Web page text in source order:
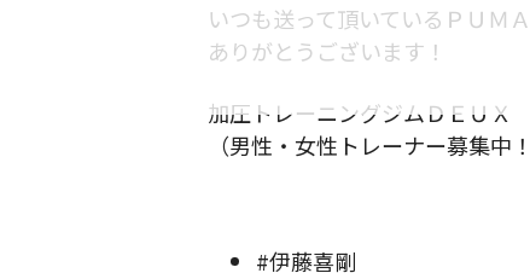
いつも送って頂いているＰＵＭ
ありがとうございます！
加圧トレーニングジムＤＥＵ
（男性・女性トレーナー募集中！
#伊藤喜剛